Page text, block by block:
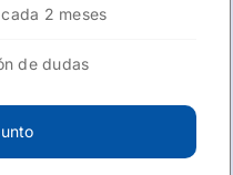
2 meses
de dudas